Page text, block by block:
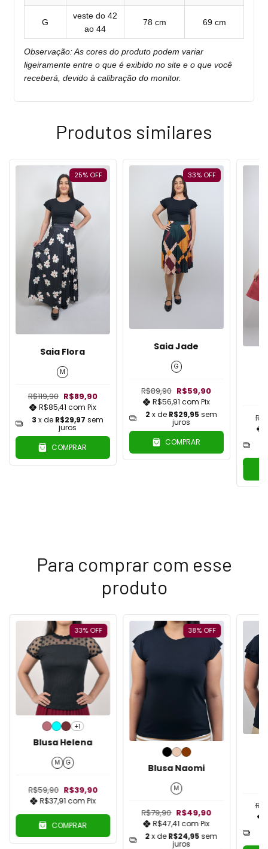
G
veste do 42
ao 44
78 cm 69 cm
Observação: As cores do produto podem variar
ligeiramente entre o que é exibido no site e o que você
receberá, devido à calibração do monitor.
Produtos similares
25% OFF
Saia Flora
M
R$119,90 R$89,90
R$85,41com Pix
3 x de R$29,97 sem
juros
COMPRAR
33% OFF
Saia Jade
G
R$89,90 R$59,90
R$56,91com Pix
2 x de R$29,95 sem
juros
COMPRAR
Para comprar com esse
produto
33%OFF
+1
Blusa Helena
M G
R$59,90 R$39,90
R$37,91 com Pix
COMPRAR
38%OFF
Blusa Naomi
M
R$79,90 R$49,90
R$47,41 com Pix
2 x deR$24,95 sem
juros